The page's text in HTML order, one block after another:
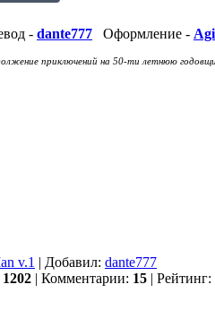
- dante777 Оформление -
приключений на 50-ти летнюю
v.1 | Добавил: dante777
1202 | Комментарии: 15 | Рейтинг: